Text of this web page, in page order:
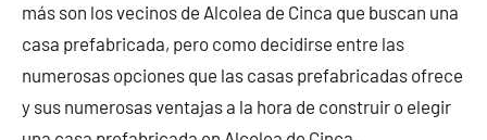
más son los vecinos de Alcolea de Cinca que buscan una
casa prefabricada, pero como decidirse entre las
numerosas opciones que las casas prefabricadas ofrece
y sus numerosas ventajas a la hora de construir o elegir